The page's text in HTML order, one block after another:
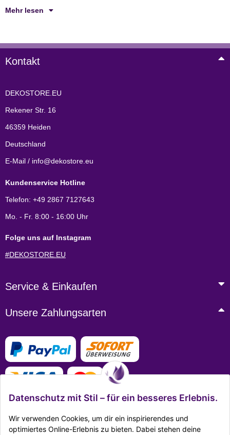
Mehr lesen
Kontakt
DEKOSTORE.EU
Rekener Str. 16
46359 Heiden
Deutschland
E-Mail / info@dekostore.eu
Kundenservice Hotline
Telefon: +49 2867 7127643
Mo. - Fr. 8:00 - 16:00 Uhr
Folge uns auf Instagram
#DEKOSTORE.EU
Service & Einkaufen
Unsere Zahlungsarten
Datenschutz mit Stil – für ein besseres Erlebnis.
Wir verwenden Cookies, um dir ein inspirierendes und
optimiertes Online-Erlebnis zu bieten. Dabei stehen deine